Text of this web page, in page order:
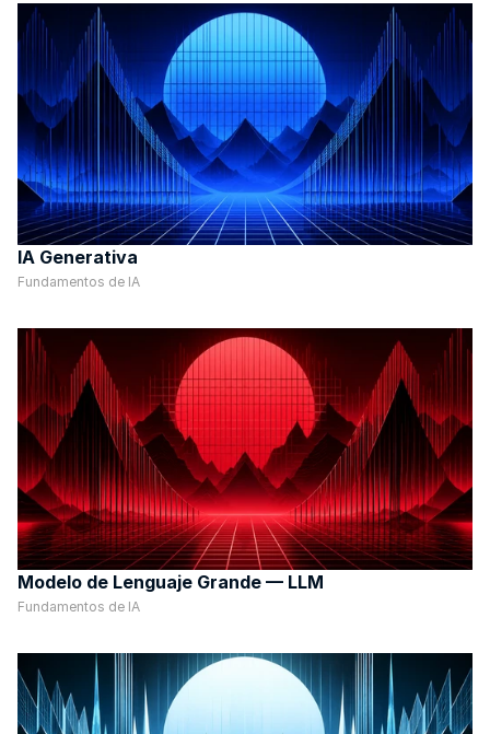
IA Generativa
Fundamentos de IA
Modelo de Lenguaje Grande — LLM
Fundamentos de IA